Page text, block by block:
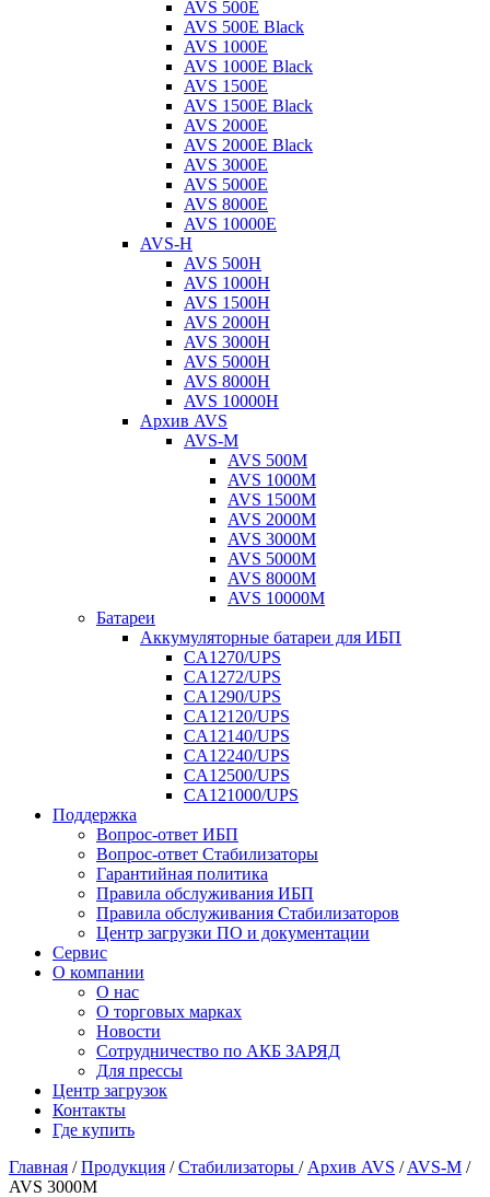
AVS 500E
AVS 500E Black
AVS 1000E
AVS 1000E Black
AVS 1500E
AVS 1500E Black
AVS 2000E
AVS 2000E Black
AVS 3000E
AVS 5000E
AVS 8000E
AVS 10000E
AVS-H
AVS 500H
AVS 1000H
AVS 1500H
AVS 2000H
AVS 3000H
AVS 5000H
AVS 8000H
AVS 10000H
Архив AVS
AVS-M
AVS 500M
AVS 1000M
AVS 1500M
AVS 2000M
AVS 3000M
AVS 5000M
AVS 8000M
AVS 10000M
Батареи
Аккумуляторные батареи для ИБП
CA1270/UPS
CA1272/UPS
CA1290/UPS
CA12120/UPS
CA12140/UPS
CA12240/UPS
CA12500/UPS
CA121000/UPS
Поддержка
Вопрос-ответ ИБП
Вопрос-ответ Стабилизаторы
Гарантийная политика
Правила обслуживания ИБП
Правила обслуживания Стабилизаторов
Центр загрузки ПО и документации
Сервис
О компании
О нас
О торговых марках
Новости
Сотрудничество по АКБ ЗАРЯД
Для прессы
Центр загрузок
Контакты
Где купить
Главная /Продукция /Стабилизаторы / Архив AVS /AVS-M /
AVS 3000M